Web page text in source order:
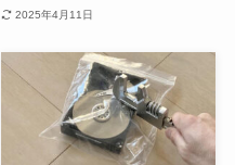
2025年4月11日